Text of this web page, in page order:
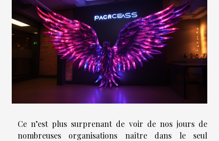
Ce n’est plus surprenant de voir de nos jours de
nombreuses organisations naître dans le seul